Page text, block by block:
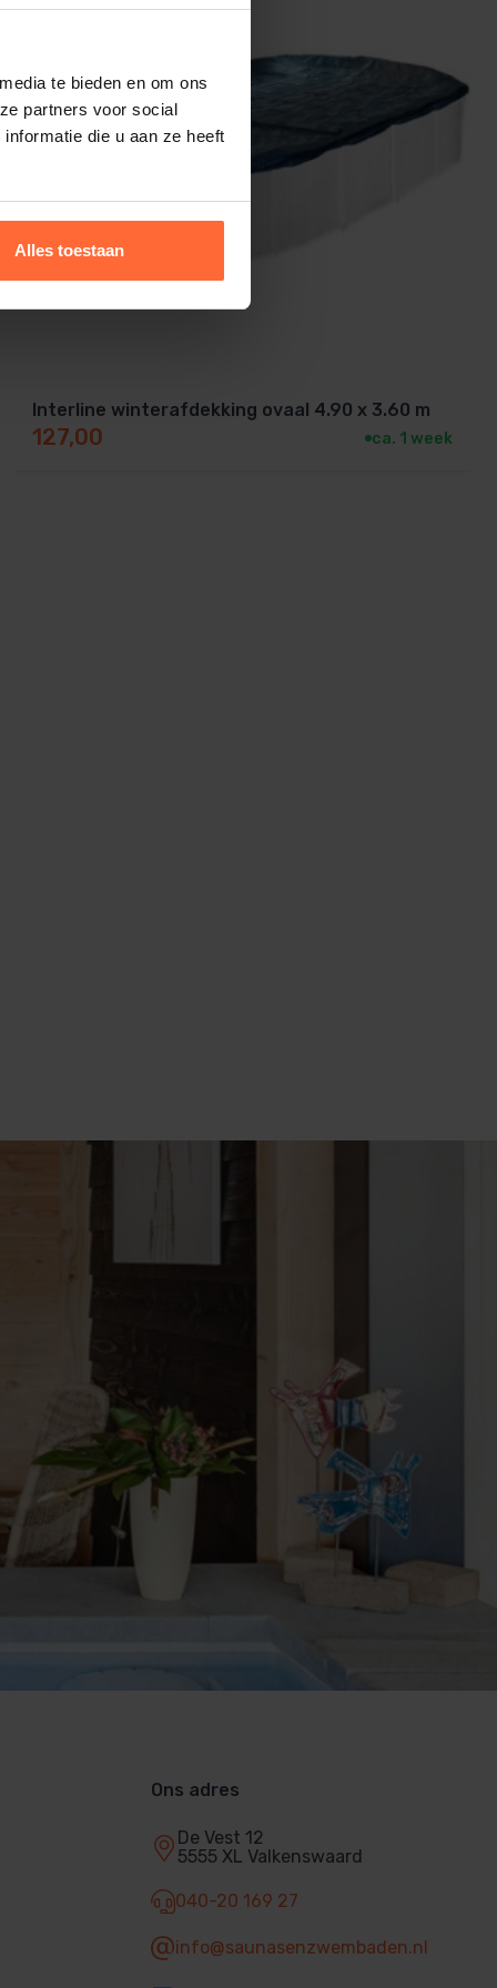
te bieden en om ons
partners voor social
die u aan ze heeft
Alles toestaan
Interline winterafdekking ovaal 4.90 x 3.60 m
127,00 ca. 1 week
Ons adres
De Vest 12
5555 XL Valkenswaard
040-20 169 27
info@saunasenzwembaden.nl